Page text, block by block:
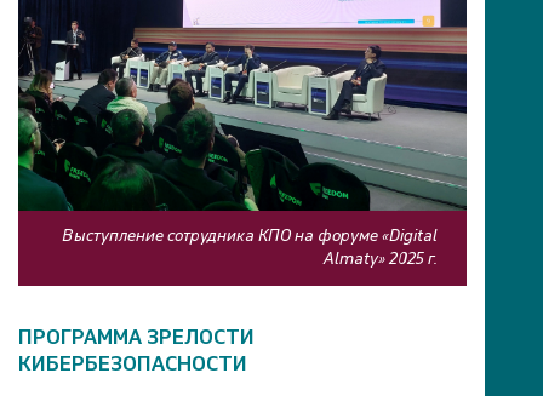
ПРОГРАММА ЗРЕЛОСТИ
КИБЕРБЕЗОПАСНОСТИ